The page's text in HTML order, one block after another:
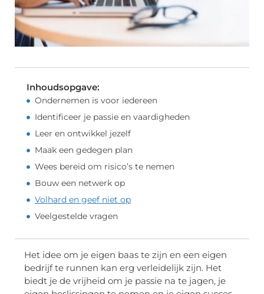
Inhoudsopgave:
Ondernemen is voor iedereen
Identificeer je passie en vaardigheden
Leer en ontwikkel jezelf
Maak een gedegen plan
Wees bereid om risico’s te nemen
Bouw een netwerk op
Volhard en geef niet op
Veelgestelde vragen
Het idee om je eigen baas te zijn en een eigen
bedrijf te runnen kan erg verleidelijk zijn. Het
biedt je de vrijheid om je passie na te jagen, je